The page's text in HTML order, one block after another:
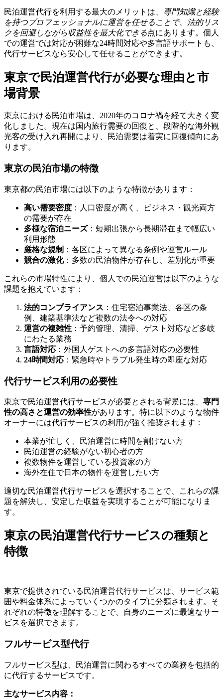
民泊運営代行を利用する最大のメリットは、 専門知識と経験
を持つプロフェッショナルに運営を任せることで、法的リス
クを回避しながら収益性を最大化できる点にあります。個人
での運営では対応が困難な24時間対応や多言語サポートも、
代行サービスなら安心して任せることができます。
東京で民泊運営代行が必要な理由と市
場背景
東京における民泊市場は、2020年のコロナ禍を経て大きく変
化しました。現在は国内旅行需要の回復と、段階的な海外観
光客の受け入れ再開により、民泊需要は着実に回復傾向にあ
ります。
東京の民泊市場の特徴
東京都の民泊市場には以下のような特徴があります：
高い需要密度 ：人口密度が高く、ビジネス・観光両方
の需要が存在
多様な宿泊ニーズ：短期出張から長期滞在まで幅広い
利用形態
厳格な規制 ：各区によって異なる条例や運営ルール
競合の激化：多数の民泊物件が存在し、差別化が重要
これらの市場特性により、個人での民泊運営は以下のような
課題を抱えています：
法的コンプライアンス ：住宅宿泊事業法、各区の条
例、建築基準法など複数の法令への対応
運営の複雑性 ：予約管理、清掃、ゲスト対応など多岐
にわたる業務
言語対応 ：外国人ゲストへの多言語対応の必要性
24時間対応 ：緊急時やトラブル発生時の即座な対応
代行サービス利用の必要性
東京で民泊運営代行サービスが必要とされる背景には、 専門
性の高さと運営の効率性があります。特に以下のような物件
オーナーには代行サービスの利用が強く推奨されます：
本業が忙しく、民泊運営に時間を割けない方
民泊運営の経験がない初心者の方
複数物件を運営している投資家の方
海外在住で日本の物件を運営したい方
適切な民泊運営代行サービスを選択することで、これらの課
題を解決し、安定した収益を実現することが可能になりま
す。
東京の民泊運営代行サービスの種類と
特徴
東京で提供されている民泊運営代行サービスは、サービス範
囲や料金体系によっていくつかのタイプに分類されます。そ
れぞれの特徴を理解することで、自身のニーズに最適なサー
ビスを選択できます。
フルサービス型代行
フルサービス型は、民泊運営に関わるすべての業務を包括的
に代行するサービスです。
主なサービス内容：